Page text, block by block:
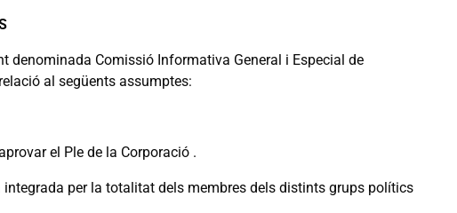
denominada Comissió Informativa General i Especial de
al següents assumptes:
el Ple de la Corporació .
per la totalitat dels membres dels distints grups polítics